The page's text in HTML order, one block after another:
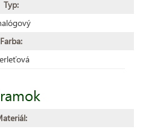
Typ:
Farba: